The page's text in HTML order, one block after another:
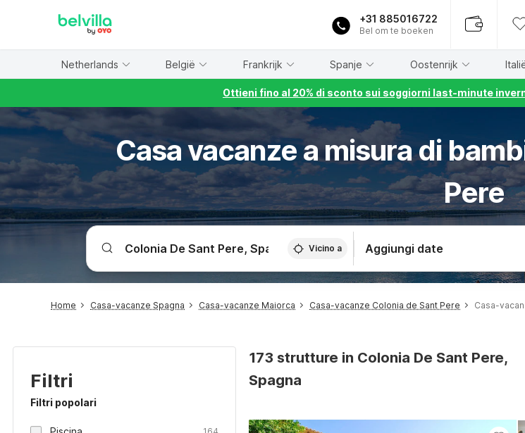
+31 885016722
Bel om te boeken
Netherlands België Frankrijk Spanje Oostenrijk
Ottieni fino al 20% di sconto sui soggiorni last-minute
Casa vacanze a misura di
Pere
Vicino a Aggiungi date
Home Casa-vacanze Spagna Casa-vacanze Maiorca Casa-vacanze Colonia de Sant Pere Casa-
Filtri
Filtri popolari
173 strutture in Colonia De Sant Pere,
Spagna